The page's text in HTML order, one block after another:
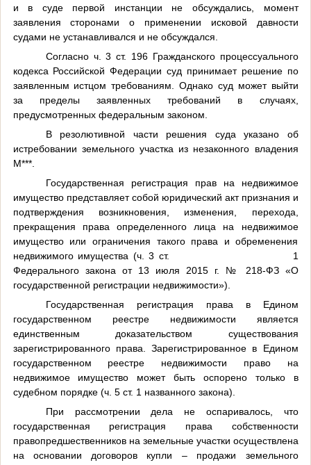
и в суде первой инстанции не обсуждались, момент
заявления сторонами о применении исковой давности
судами не устанавливался и не обсуждался.
Согласно ч. 3 ст. 196 Гражданского процессуального
кодекса Российской Федерации суд принимает решение по
заявленным истцом требованиям. Однако суд может выйти
за пределы заявленных требований в случаях,
предусмотренных федеральным законом.
В резолютивной части решения суда указано об
истребовании земельного участка из незаконного владения
М***.
Государственная регистрация прав на недвижимое
имущество представляет собой юридический акт признания и
подтверждения возникновения, изменения, перехода,
прекращения права определенного лица на недвижимое
имущество или ограничения такого права и обременения
недвижимого имущества (ч. 3 ст.
1
Федерального закона от 13 июля 2015 г. № 218-ФЗ «О
государственной регистрации недвижимости»).
Государственная регистрация права в Едином
государственном реестре недвижимости является
единственным доказательством существования
зарегистрированного права. Зарегистрированное в Едином
государственном реестре недвижимости право на
недвижимое имущество может быть оспорено только в
судебном порядке (ч. 5 ст. 1 названного закона).
При рассмотрении дела не оспаривалось, что
государственная регистрация права собственности
правопредшественников на земельные участки осуществлена
на основании договоров купли – продажи земельного